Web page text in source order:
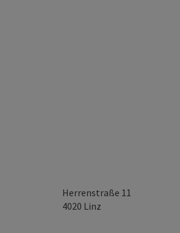
Herrenstraße 11
4020 Linz